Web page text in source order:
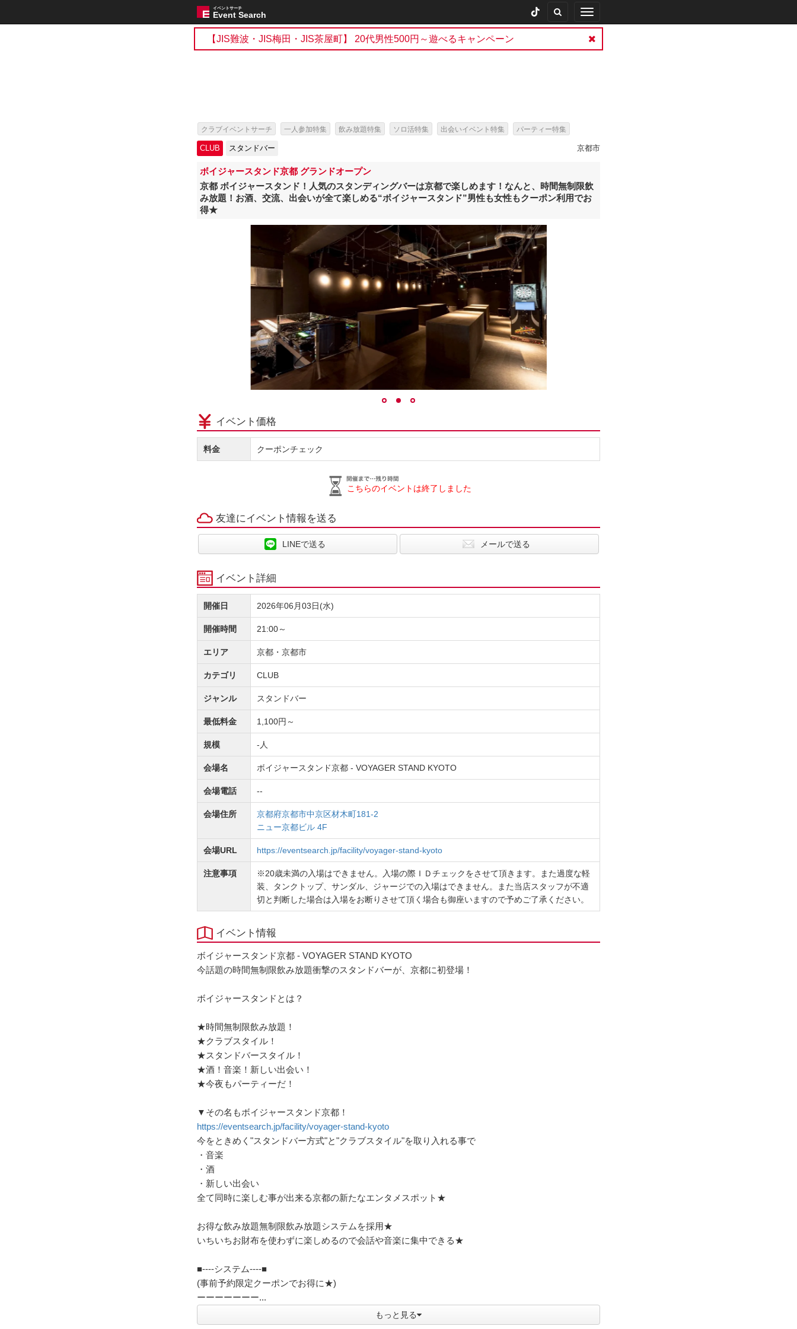
Toggle
navigation
Event Search
イベントサーチ
【JIS難波・JIS梅田・JIS茶屋町】 20代男性500円～遊べるキャンペーン
クラブイベントサーチ 一人参加特集 飲み放題特集 ソロ活特集 出会いイベント特集 パーティー特集
海外アーティスト来日情報・芸能人出演イベント特集
CLUB スタンドバー 京都市
ボイジャースタンド京都 グランドオープン
京都 ボイジャースタンド！人気のスタンディングバーは京都で楽しめます！なんと、時間無制限飲
み放題！お酒、交流、出会いが全て楽しめる“ボイジャースタンド”男性も女性もクーポン利用でお
得★
イベント価格
料金 クーポンチェック
こちらのイベントは終了しました
友達にイベント情報を送る
LINEで送る メールで送る
イベント詳細
開催日 2026年06月03日(水)
開催時間 21:00～
エリア 京都・京都市
カテゴリ CLUB
ジャンル スタンドバー
最低料金 1,100円～
規模 -人
会場名 ボイジャースタンド京都 - VOYAGER STAND KYOTO
会場電話 --
会場住所
京都府京都市中京区材木町181-2
ニュー京都ビル 4F
会場URL https://eventsearch.jp/facility/voyager-stand-kyoto
注意事項
※20歳未満の入場はできません。入場の際ＩＤチェックをさせて頂きます。また過度な軽
装、タンクトップ、サンダル、ジャージでの入場はできません。また当店スタッフが不適
切と判断した場合は入場をお断りさせて頂く場合も御座いますので予めご了承ください。
イベント情報
ボイジャースタンド京都 - VOYAGER STAND KYOTO
今話題の時間無制限飲み放題衝撃のスタンドバーが、京都に初登場！
ボイジャースタンドとは？
★時間無制限飲み放題！
★クラブスタイル！
★スタンドバースタイル！
★酒！音楽！新しい出会い！
★今夜もパーティーだ！
▼その名もボイジャースタンド京都！
https://eventsearch.jp/facility/voyager-stand-kyoto
今をときめく"スタンドバー方式"と"クラブスタイル"を取り入れる事で
・音楽
・酒
・新しい出会い
全て同時に楽しむ事が出来る京都の新たなエンタメスポット★
お得な飲み放題無制限飲み放題システムを採用★
いちいちお財布を使わずに楽しめるので会話や音楽に集中できる★
■----システム----■
(事前予約限定クーポンでお得に★)
ーーーーーーー...
もっと見る